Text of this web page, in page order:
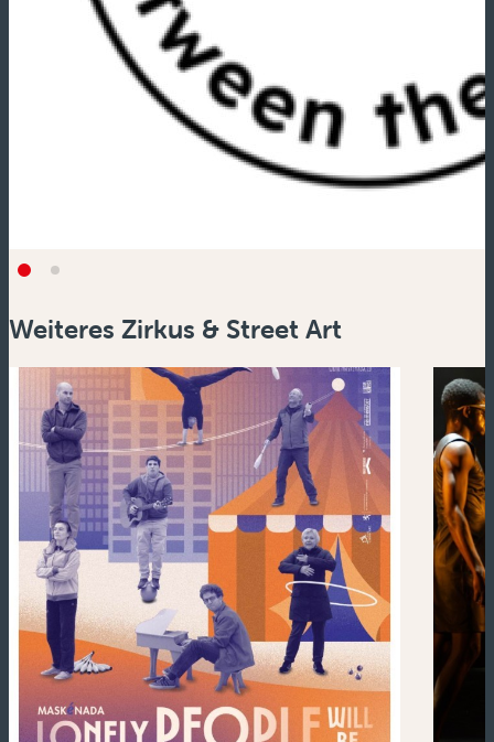
Weiteres Zirkus & Street Art